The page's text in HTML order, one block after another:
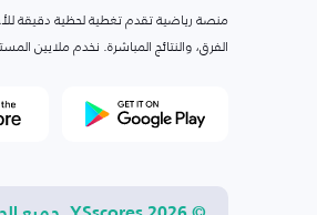
منصة رياضية تقدم تغطية لحظية دقيقة
الفرق، والنتائج المباشرة. نخدم ملايين